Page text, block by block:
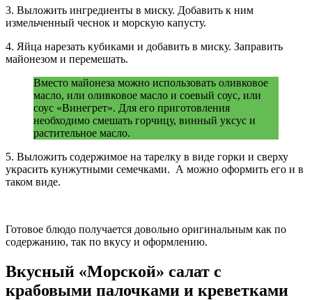
3. Выложить ингредиенты в миску. Добавить к ним
измельченный чеснок и морскую капусту.
4. Яйца нарезать кубиками и добавить в миску. Заправить
майонезом и перемешать.
Вместо майонеза можно использовать оливковое
масло, или оливковое масло и соевый соус, или
соус «Винегрет». Для его приготовления
необходимо смешать горчицу, винный уксус и
растительное масло.
5. Выложить содержимое на тарелку в виде горки и сверху
украсить кунжутными семечками. А можно оформить его и в
таком виде.
Готовое блюдо получается довольно оригинальным как по
содержанию, так по вкусу и оформлению.
Вкусный «Морской» салат с
крабовыми палочками и креветками